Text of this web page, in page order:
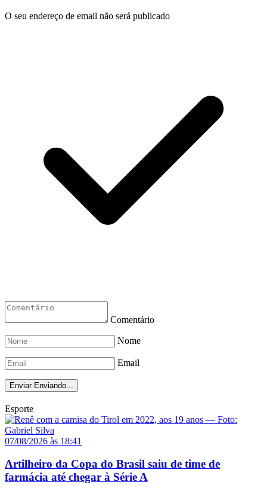
O seu endereço de email não será publicado
Comentário
Nome
Email
Enviar Enviando...
Esporte
07/08/2026 às 18:41
Artilheiro da Copa do Brasil saiu de time de
farmácia até chegar à Série A